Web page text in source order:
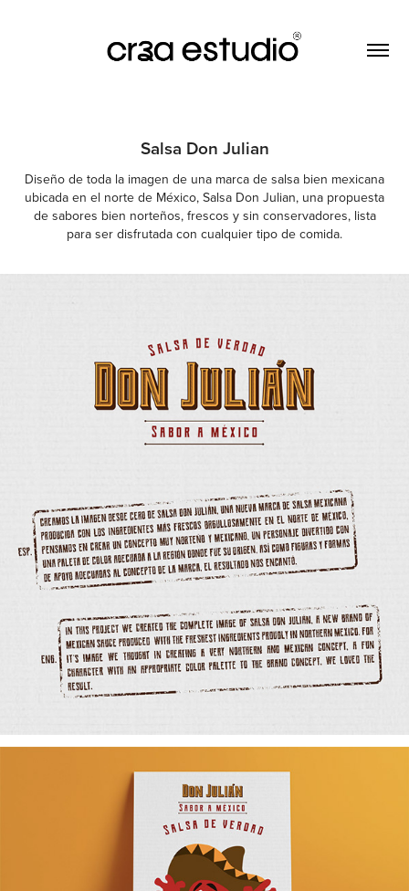
Salsa Don Julian
Diseño de toda la imagen de una marca de salsa bien mexicana
ubicada en el norte de México, Salsa Don Julian, una propuesta
de sabores bien norteños, frescos y sin conservadores, lista
para ser disfrutada con cualquier tipo de comida.